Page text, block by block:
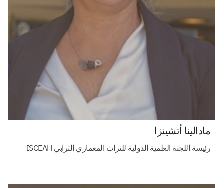
مادالينا أتشينزا
رئيسة اللجنة العلمية الدولية للتراث المعماري الترابي ISCEAH